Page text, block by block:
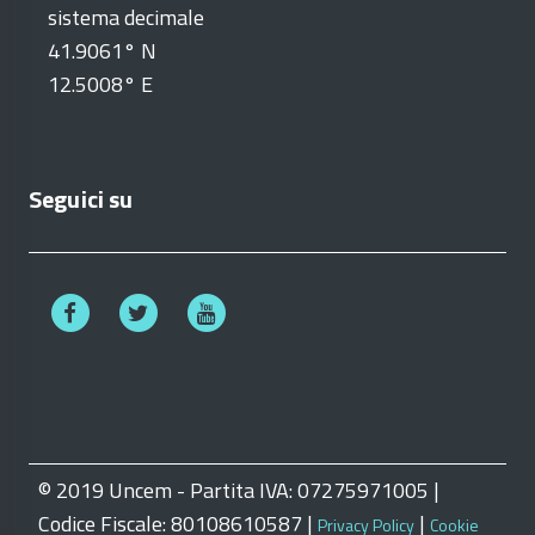
sistema decimale
41.9061° N
12.5008° E
Seguici su
© 2019 Uncem - Partita IVA: 07275971005 |
Codice Fiscale: 80108610587 | Privacy Policy | Cookie